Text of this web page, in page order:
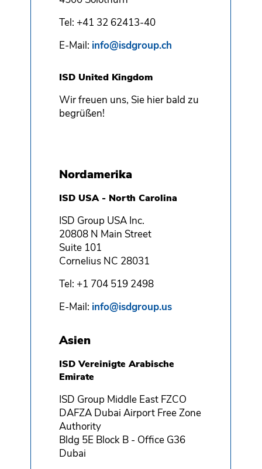
Tel: +41 32 62413-40
E-Mail: info@isdgroup.ch
ISD United Kingdom
Wir freuen uns, Sie hier bald zu
begrüßen!
Nordamerika
ISD USA - North Carolina
ISD Group USA Inc.
20808 N Main Street
Suite 101
Cornelius NC 28031
Tel: +1 704 519 2498
E-Mail: info@isdgroup.us
Asien
ISD Vereinigte Arabische
Emirate
ISD Group Middle East FZCO
DAFZA Dubai Airport Free Zone
Authority
Bldg 5E Block B - Office G36
Dubai